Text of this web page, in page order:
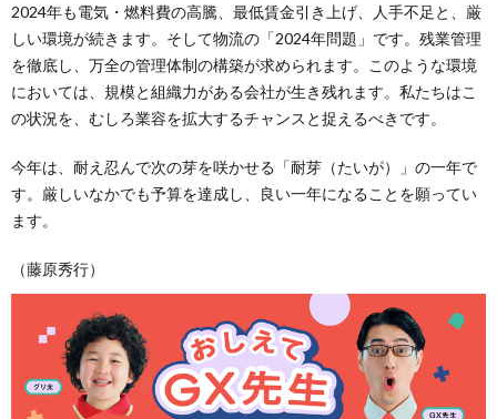
2024年も電気・燃料費の高騰、最低賃金引き上げ、人手不足と、厳
しい環境が続きます。そして物流の「2024年問題」です。残業管理
を徹底し、万全の管理体制の構築が求められます。このような環境
においては、規模と組織力がある会社が生き残れます。私たちはこ
の状況を、むしろ業容を拡大するチャンスと捉えるべきです。
今年は、耐え忍んで次の芽を咲かせる「耐芽（たいが）」の一年で
す。厳しいなかでも予算を達成し、良い一年になることを願ってい
ます。
（藤原秀行）